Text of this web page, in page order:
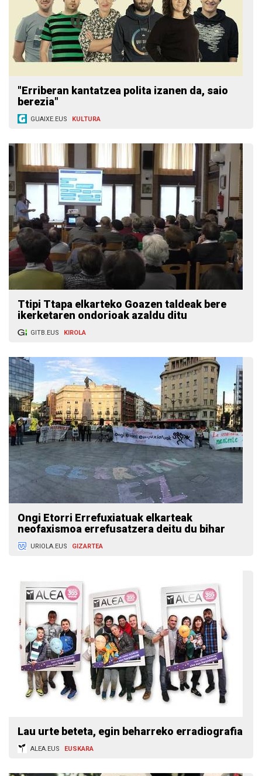
"Erriberan kantatzea polita izanen da, saio
berezia"
GUAIXE.EUS KULTURA
Ttipi Ttapa elkarteko Goazen taldeak bere
ikerketaren ondorioak azaldu ditu
GITB.EUS KIROLA
Ongi Etorri Errefuxiatuak elkarteak
neofaxismoa errefusatzera deitu du bihar
URIOLA.EUS GIZARTEA
Lau urte beteta, egin beharreko erradiografia
ALEA.EUS EUSKARA